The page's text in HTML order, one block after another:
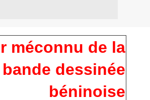
méconnu de la
bande dessinée
béninoise